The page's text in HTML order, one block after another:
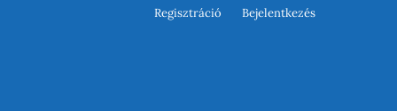
Regisztráció Bejelentkezés